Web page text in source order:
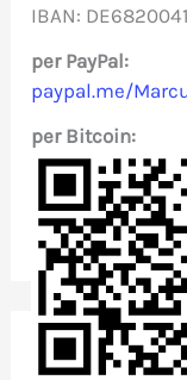
a
c
h
:
IBAN:
per PayPal:
paypal.me/
per Bitcoin: